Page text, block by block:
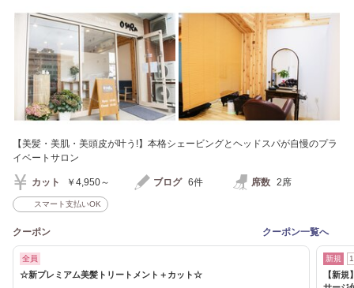
【美髪・美肌・美頭皮が叶う!】本格シェービングとヘッドスパが自慢のプラ
イベートサロン
カット ￥4,950～ ブログ 6件 席数 2席
スマート支払いOK
クーポン クーポン一覧へ
全員
☆新プレミアム美髪トリートメント＋カット☆
新規
【新